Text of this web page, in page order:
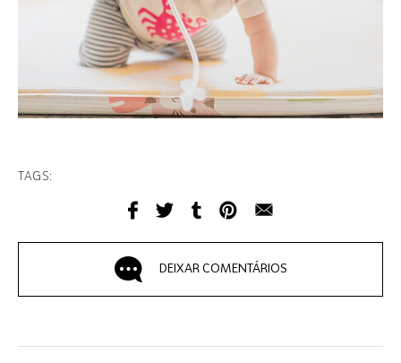
TAGS:
DEIXAR COMENTÁRIOS